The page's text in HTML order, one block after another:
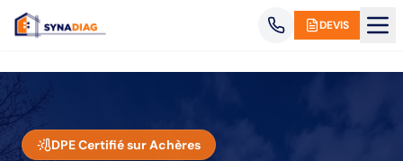
DEVIS
DPE Certifié surAchères
Panneau de gestion des cookies